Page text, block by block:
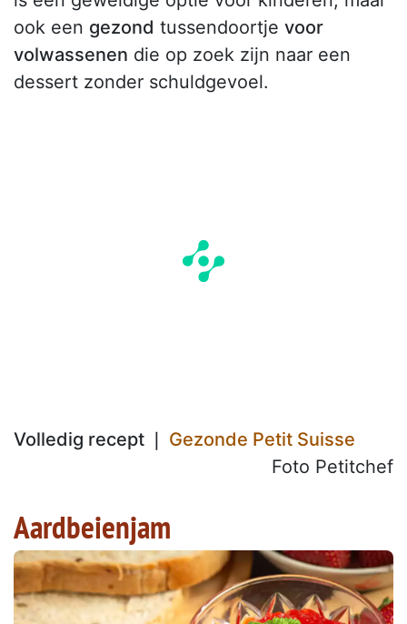
ook een gezond tussendoortje voor
volwassenen die op zoek zijn naar een
dessert zonder schuldgevoel.
Volledig recept ❘ Gezonde Petit Suisse
Foto Petitchef
Aardbeienjam